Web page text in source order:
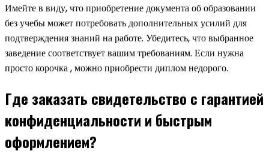
Имейте в виду, что приобретение документа об образовании
без учебы может потребовать дополнительных усилий для
подтверждения знаний на работе. Убедитесь, что выбранное
заведение соответствует вашим требованиям. Если нужна
просто корочка , можно приобрести диплом недорого.
Где заказать свидетельство с гарантией
конфиденциальности и быстрым
оформлением?